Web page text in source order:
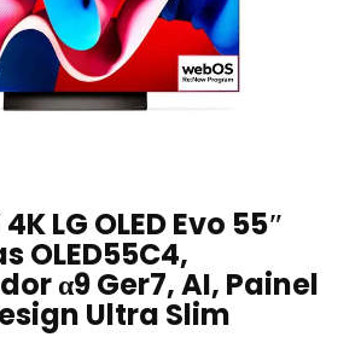
LG OLED Evo 55″
OLED55C4,
α9 Ger7, AI, Painel
Ultra Slim